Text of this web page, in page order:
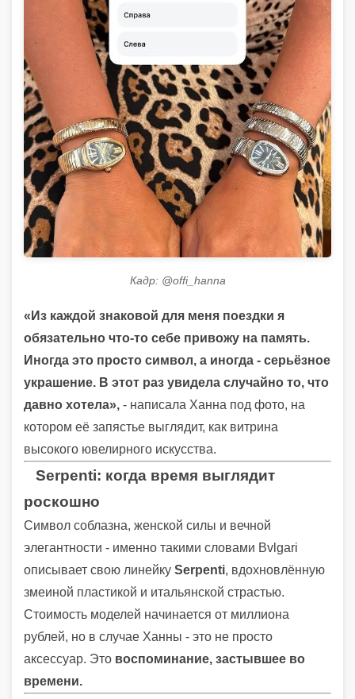
Кадр: @offi_hanna
«Из каждой знаковой для меня поездки я
обязательно что-то себе привожу на память.
Иногда это просто символ, а иногда - серьёзное
украшение. В этот раз увидела случайно то, что
давно хотела», - написала Ханна под фото, на
котором её запястье выглядит, как витрина
высокого ювелирного искусства.
Serpenti: когда время выглядит
роскошно
Символ соблазна, женской силы и вечной
элегантности - именно такими словами Bvlgari
описывает свою линейку Serpenti, вдохновлённую
змеиной пластикой и итальянской страстью.
Стоимость моделей начинается от миллиона
рублей, но в случае Ханны - это не просто
аксессуар. Это воспоминание, застывшее во
времени.